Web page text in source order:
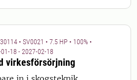
• SV0021 • 7.5 HP • 100% •
01-18 - 2027-02-18
virkesförsörjning